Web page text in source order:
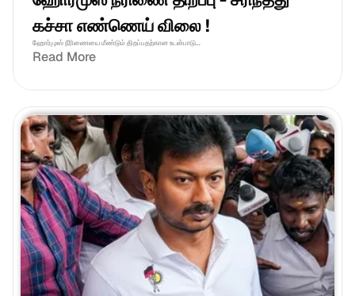
கச்சா எண்ணெய் விலை !
ஹோர்முஸ் நீரிணையை மீண்டும் திறப்பதற்கான உடன்பாடு...
Read More